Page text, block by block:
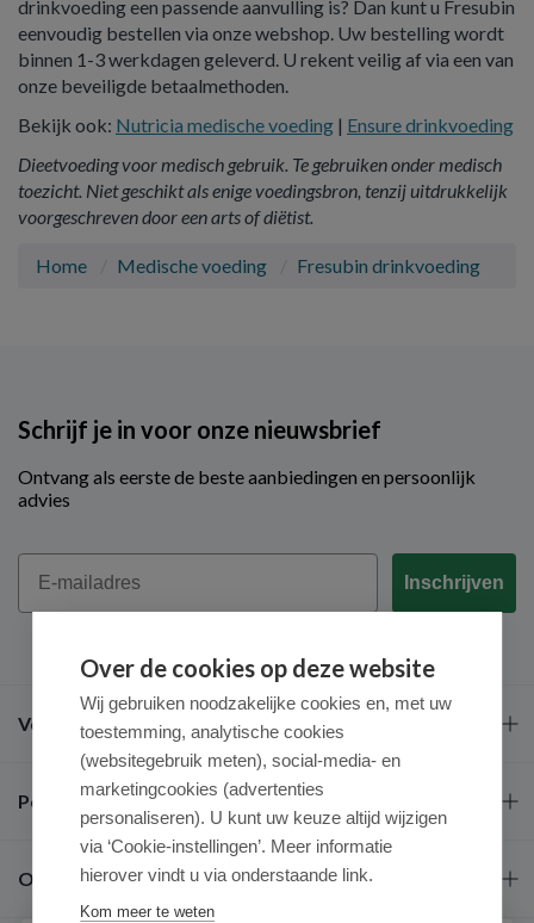
drinkvoeding een passende aanvulling is? Dan kunt u Fresubin
eenvoudig bestellen via onze webshop. Uw bestelling wordt
binnen 1-3 werkdagen geleverd. U rekent veilig af via een van
onze beveiligde betaalmethoden.
Bekijk ook: Nutricia medische voeding | Ensure drinkvoeding
Dieetvoeding voor medisch gebruik. Te gebruiken onder medisch
toezicht. Niet geschikt als enige voedingsbron, tenzij uitdrukkelijk
voorgeschreven door een arts of diëtist.
Home Medische voeding Fresubin drinkvoeding
Schrijf je in voor onze nieuwsbrief
Ontvang als eerste de beste aanbiedingen en persoonlijk
advies
Email
Inschrijven
Veel gestelde vragen
Populaire merken
Over ons
Over de cookies op deze website
Wij gebruiken noodzakelijke cookies en, met uw
toestemming, analytische cookies
(websitegebruik meten), social-media- en
marketingcookies (advertenties
personaliseren). U kunt uw keuze altijd wijzigen
via ‘Cookie-instellingen’. Meer informatie
hierover vindt u via onderstaande link.
Kom meer te weten